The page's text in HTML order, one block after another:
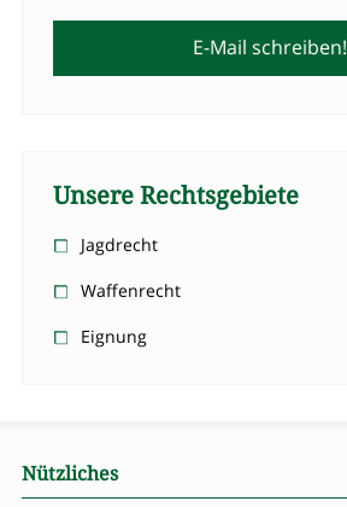
E-Mail schreiben!
Unsere Rechtsgebiete
Jagdrecht
Waffenrecht
Eignung
Nützliches